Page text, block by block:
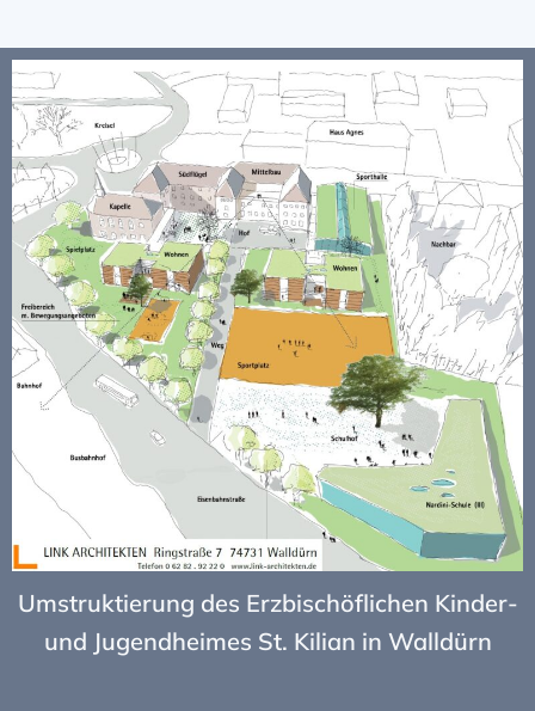
Umstruktierung des Erzbischöflichen Kinder-
und Jugendheimes St. Kilian in Walldürn